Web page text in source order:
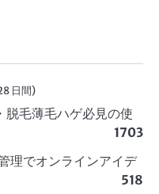
日間)
脱毛薄毛ハゲ必見の使
1703
理でオンラインアイデ
518